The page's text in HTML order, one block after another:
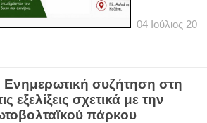
04 Ιούλιος 20
συζήτηση στη
εξελίξεις σχετικά με την
πάρκου